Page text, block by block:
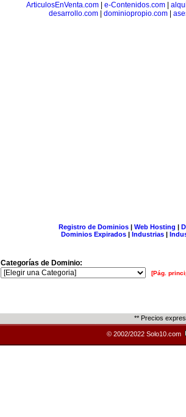
ArticulosEnVenta.com| e-Contenidos.com|
desarrollo.com| dominiopropio.com|
Registro de Dominios| Web Hosting |
Dominios Expirados | Industrias |
Categorías de Dominio:
[Pág.
** Precios
© 2002/2022 Solo10.com